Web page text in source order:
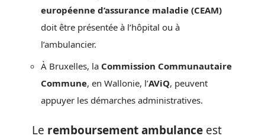
européenne d’assurance maladie (CEAM)
doit être présentée à l’hôpital ou à
l’ambulancier.
À Bruxelles, la Commission Communautaire
Commune, en Wallonie, l’AViQ, peuvent
appuyer les démarches administratives.
Le remboursement ambulance est